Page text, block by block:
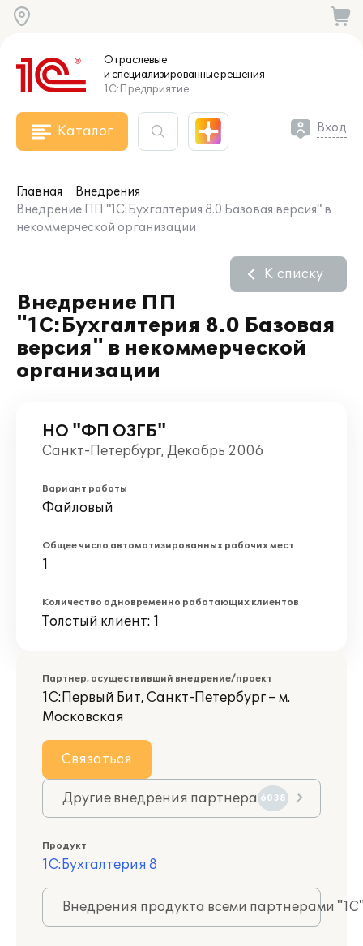
Отраслевые
и специализированныерешения
1С:Предприятие
Каталог Вход
Главная
Внедрения
Внедрение ПП "1С:Бухгалтерия 8.0 Базовая версия" в
некоммерческой организации
Внедрение ПП
"1С:Бухгалтерия 8.0 Базовая
версия" в некоммерческой
организации
К списку
НО "ФП ОЗГБ"
Санкт-Петербург, Декабрь 2006
Вариант работы
Файловый
Общее число автоматизированных рабочих мест
1
Количество одновременно работающих клиентов
Толстый клиент: 1
Партнер, осуществивший внедрение/проект
1С:Первый Бит, Санкт-Петербург – м.
Московская
Связаться
Другие внедрения партнера 6038
Продукт
1С:Бухгалтерия 8
Внедрения продукта всеми партнерами